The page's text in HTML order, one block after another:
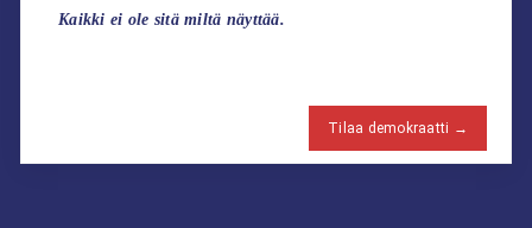
Kaikki ei ole sitä miltä näyttää.
Tilaa demokraatti →